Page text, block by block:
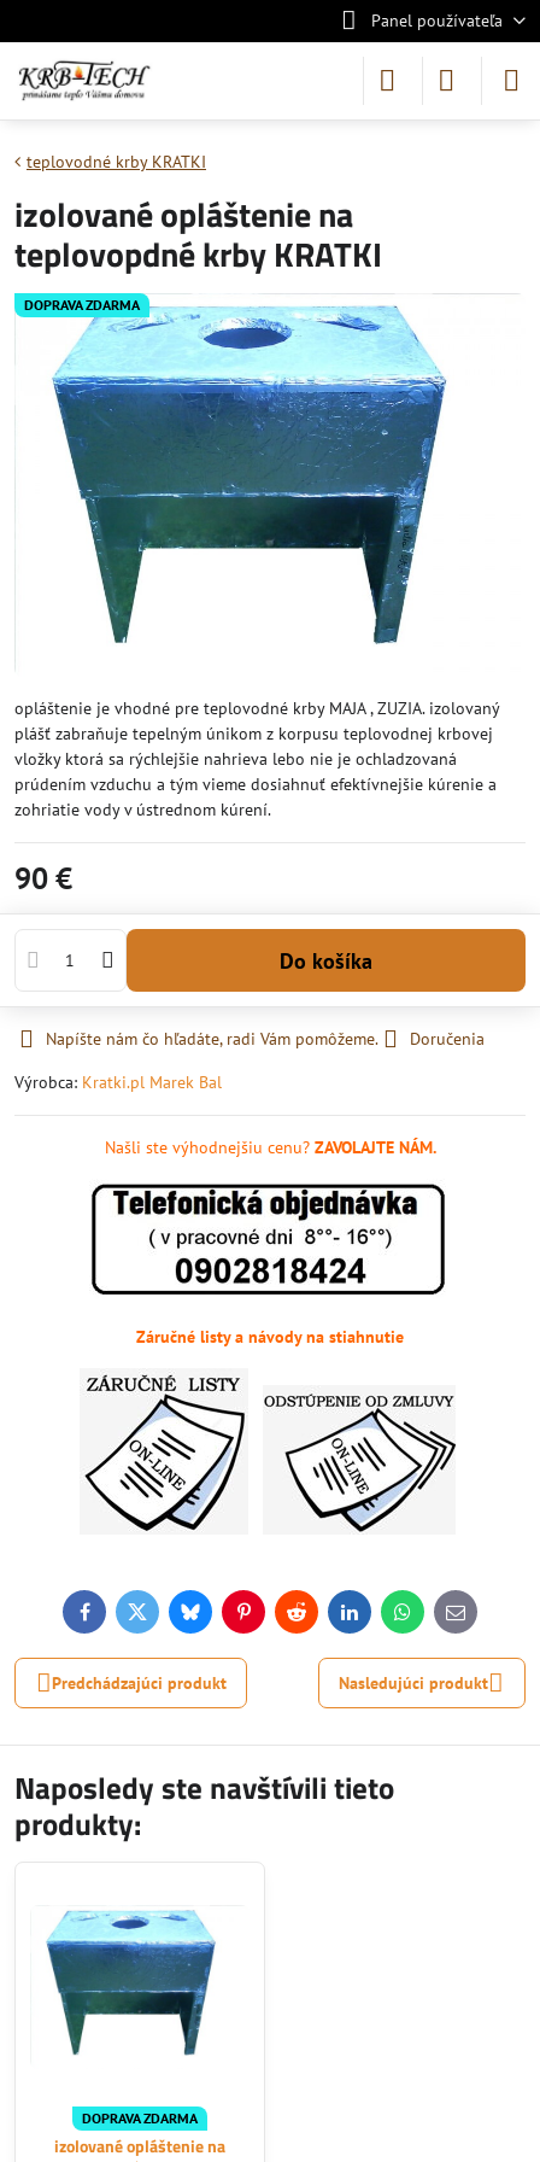
Panel používateľa
DOPRAVA ZDARMA
teplovodné krby KRATKI
izolované opláštenie na
teplovopdné krby KRATKI
opláštenie je vhodné pre teplovodné krby MAJA , ZUZIA. izolovaný
plášť zabraňuje tepelným únikom z korpusu teplovodnej krbovej
vložky ktorá sa rýchlejšie nahrieva lebo nie je ochladzovaná
prúdením vzduchu a tým vieme dosiahnuť efektívnejšie kúrenie a
zohriatie vody v ústrednom kúrení.
90 €
Do košíka
Napíšte nám čo hľadáte, radi Vám pomôžeme.
Doručenia
Výrobca: Kratki.pl Marek Bal
Našli ste výhodnejšiu cenu?ZAVOLAJTE NÁM.
Záručné listy a návody na stiahnutie
FacebookTwitterBlueskyPinterestReddit LinkedInWhatsApp
E-
mail
Predchádzajúci produkt Nasledujúci produkt
Naposledy ste navštívili tieto
produkty:
DOPRAVA ZDARMA
izolované opláštenie na